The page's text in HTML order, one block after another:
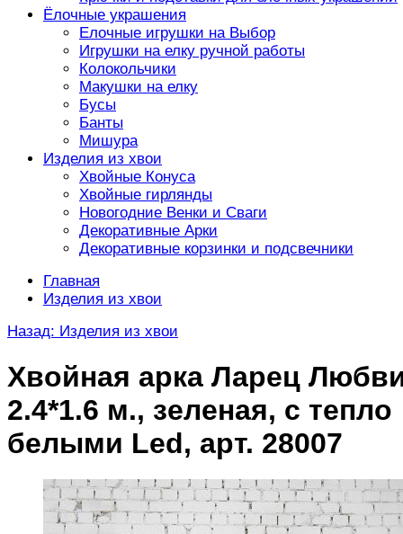
Ёлочные украшения
Елочные игрушки на Выбор
Игрушки на елку ручной работы
Колокольчики
Макушки на елку
Бусы
Банты
Мишура
Изделия из хвои
Хвойные Конуса
Хвойные гирлянды
Новогодние Венки и Сваги
Декоративные Арки
Декоративные корзинки и подсвечники
Главная
Изделия из хвои
Назад: Изделия из хвои
Хвойная арка Ларец
2.4*1.6 м., зеленая, с тепло
белыми Led, арт. 28007